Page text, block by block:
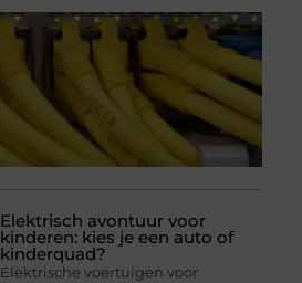
Elektrisch avontuur voor
kinderen: kies je een auto of
kinderquad?
Elektrische voertuigen voor